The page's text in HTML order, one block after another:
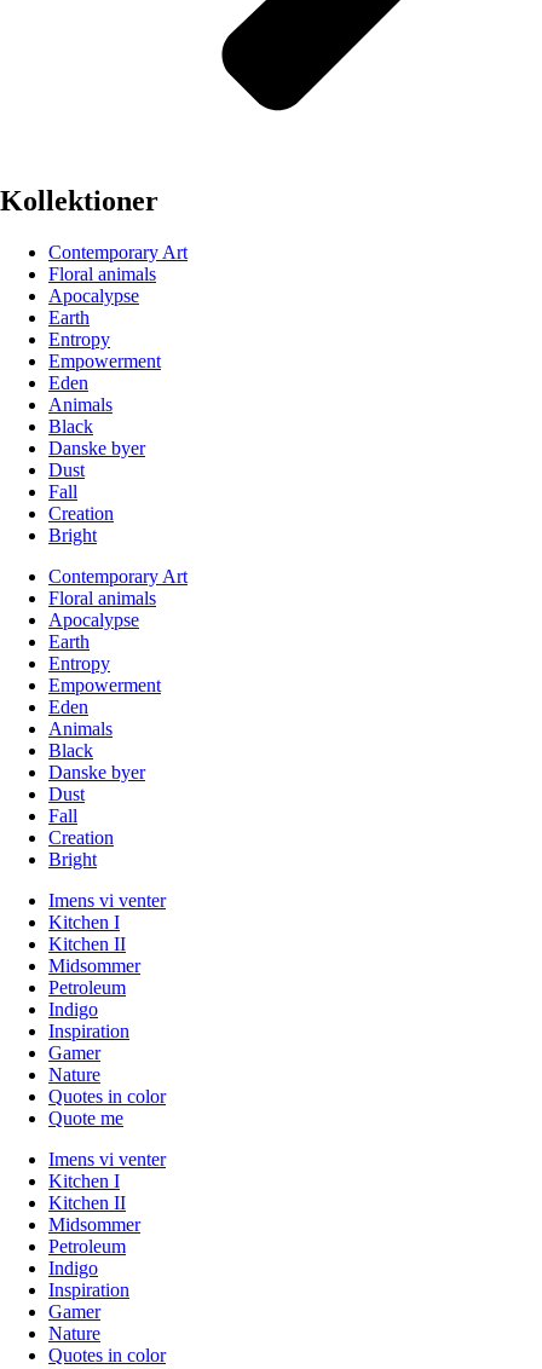
Kollektioner
Contemporary Art
Floral animals
Apocalypse
Earth
Entropy
Empowerment
Eden
Animals
Black
Danske byer
Dust
Fall
Creation
Bright
Contemporary Art
Floral animals
Apocalypse
Earth
Entropy
Empowerment
Eden
Animals
Black
Danske byer
Dust
Fall
Creation
Bright
Imens vi venter
Kitchen I
Kitchen II
Midsommer
Petroleum
Indigo
Inspiration
Gamer
Nature
Quotes in color
Quote me
Imens vi venter
Kitchen I
Kitchen II
Midsommer
Petroleum
Indigo
Inspiration
Gamer
Nature
Quotes in color